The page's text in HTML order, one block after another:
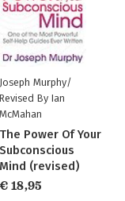
Joseph Murphy/
Revised By Ian
McMahan
The Power Of Your
Subconscious
Mind (revised)
€ 18,95